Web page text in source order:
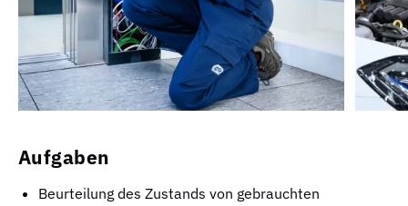
Aufgaben
Beurteilung des Zustands von gebrauchten